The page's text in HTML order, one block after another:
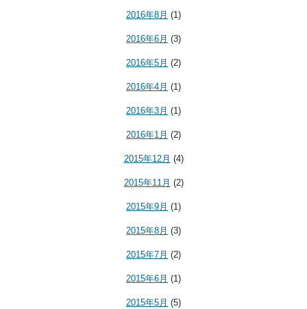
2016年8月 (1)
2016年6月 (3)
2016年5月 (2)
2016年4月 (1)
2016年3月 (1)
2016年1月 (2)
2015年12月 (4)
2015年11月 (2)
2015年9月 (1)
2015年8月 (3)
2015年7月 (2)
2015年6月 (1)
2015年5月 (5)